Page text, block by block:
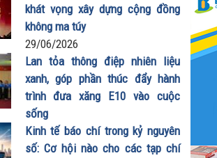
khát vọng xây dựng cộng đồng
không ma túy
29/06/2026
Lan tỏa thông điệp nhiên liệu
xanh, góp phần thúc đẩy hành
trình đưa xăng E10 vào cuộc
sống
19/06/2026
Kinh tế báo chí trong kỷ nguyên
số: Cơ hội nào cho các tạp chí